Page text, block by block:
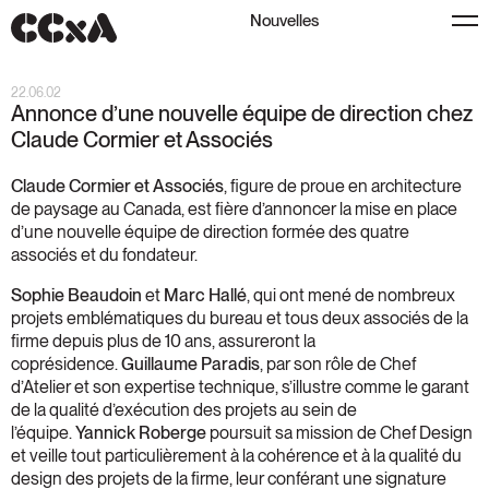
Nouvelles
22.06.02
Annonce d’une nouvelle équipe de direction chez
Claude Cormier et Associés
Claude Cormier et Associés, figure de proue en architecture
de paysage au Canada, est fière d’annoncer la mise en place
d’une nouvelle équipe de direction formée des quatre
associés et du fondateur.
Sophie Beaudoin et Marc Hallé, qui ont mené de nombreux
projets emblématiques du bureau et tous deux associés de la
firme depuis plus de 10 ans, assureront la
coprésidence.Guillaume Paradis, par son rôle de Chef
d’Atelier et son expertise technique, s’illustre comme le garant
de la qualité d’exécution des projets au sein de
l’équipe.Yannick Roberge poursuit sa mission de Chef Design
et veille tout particulièrement à la cohérence et à la qualité du
design des projets de la firme, leur conférant une signature